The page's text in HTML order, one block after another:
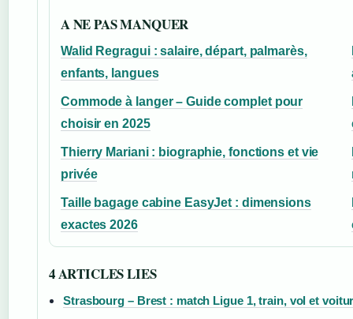
A NE PAS MANQUER
Walid Regragui : salaire, départ, palmarès,
enfants, langues
Commode à langer – Guide complet pour
choisir en 2025
Thierry Mariani : biographie, fonctions et vie
privée
Taille bagage cabine EasyJet : dimensions
exactes 2026
4 ARTICLES LIES
Strasbourg – Brest : match Ligue 1, train, vol et